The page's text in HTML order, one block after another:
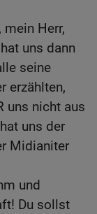
mein Herr,
uns dann
seine
erzählten,
uns nicht aus
uns der
Midianiter
und
Du sollst